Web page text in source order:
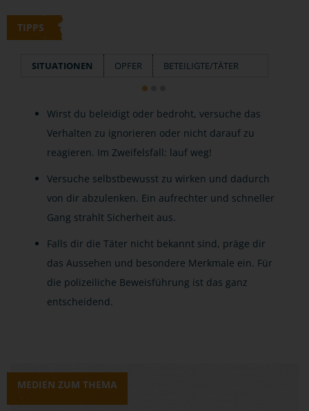
TIPPS
SITUATIONEN OPFER BETEILIGTE/TÄTER
Wirst du beleidigt oder bedroht, versuche das
Verhalten zu ignorieren oder nicht darauf zu
reagieren. Im Zweifelsfall: lauf weg!
Versuche selbstbewusst zu wirken und dadurch
von dir abzulenken. Ein aufrechter und schneller
Gang strahlt Sicherheit aus.
Falls dir die Täter nicht bekannt sind, präge dir
das Aussehen und besondere Merkmale ein. Für
die polizeiliche Beweisführung ist das ganz
entscheidend.
MEDIEN ZUM THEMA